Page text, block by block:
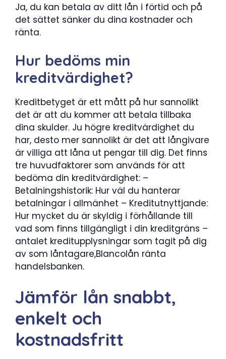
Ja, du kan betala av ditt lån i förtid och på
det sättet sänker du dina kostnader och
ränta.
Hur bedöms min
kreditvärdighet?
Kreditbetyget är ett mått på hur sannolikt
det är att du kommer att betala tillbaka
dina skulder. Ju högre kreditvärdighet du
har, desto mer sannolikt är det att långivare
är villiga att låna ut pengar till dig. Det finns
tre huvudfaktorer som används för att
bedöma din kreditvärdighet: –
Betalningshistorik: Hur väl du hanterar
betalningar i allmänhet – Kreditutnyttjande:
Hur mycket du är skyldig i förhållande till
vad som finns tillgängligt i din kreditgräns –
antalet kreditupplysningar som tagit på dig
av som låntagare,Blancolån ränta
handelsbanken.
Jämför lån snabbt,
enkelt och
kostnadsfritt